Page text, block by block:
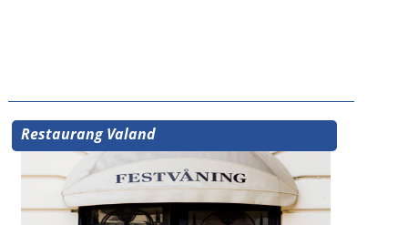
Restaurang Valand